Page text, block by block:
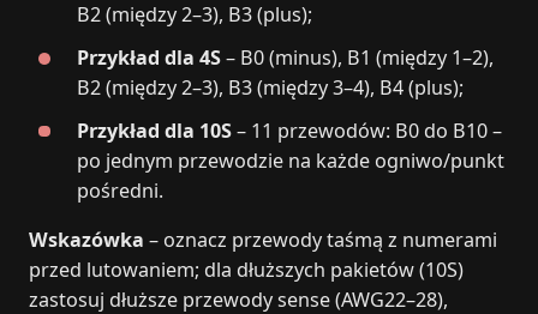
B2 (między 2–3), B3 (plus);
Przykład dla 4S– B0 (minus), B1 (między 1–2),
B2 (między 2–3), B3 (między 3–4), B4 (plus);
Przykład dla 10S– 11 przewodów: B0 do B10 –
po jednym przewodzie na każde ogniwo/punkt
pośredni.
Wskazówka – oznacz przewody taśmą z numerami
przed lutowaniem; dla dłuższych pakietów (10S)
zastosuj dłuższe przewody sense (AWG22–28),